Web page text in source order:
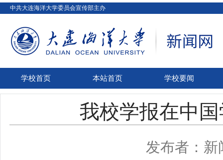
中共大连海洋大学委员会宣传部主办
学校首页 本站首页 学校要闻
我校学报在中
发布者：新